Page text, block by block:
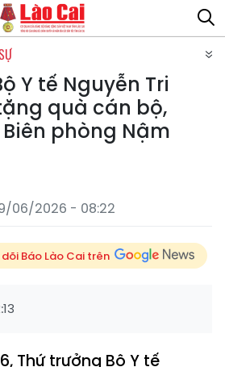
Y tế Nguyễn Tri
quà cán bộ,
phòng Nậm
06/2026 - 08:22
Báo Lào Cai trên
Thứ trưởng Bộ Y tế